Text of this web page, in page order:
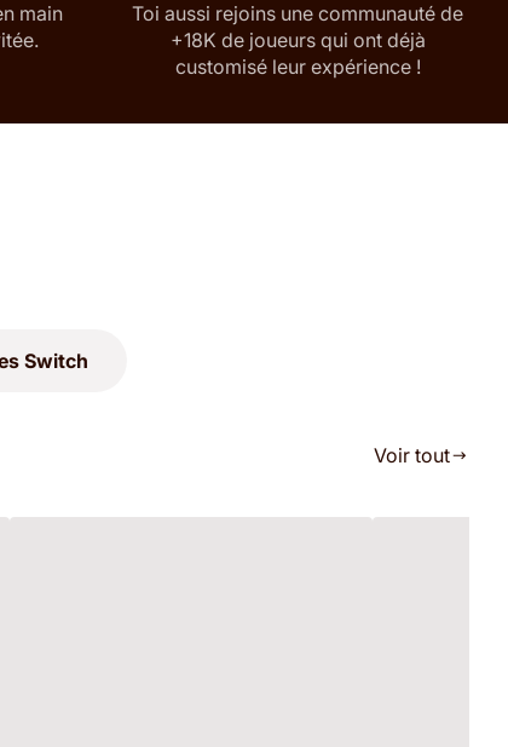
main
Toi aussi rejoins une communauté de
+18K de joueurs qui ont déjà
customisé leur expérience !
Switch
Voir tout